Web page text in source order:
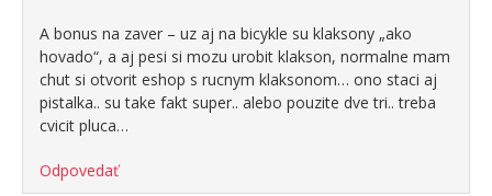
A bonus na zaver – uz aj na bicykle su klaksony „ako
hovado“, a aj pesi si mozu urobit klakson, normalne mam
chut si otvorit eshop s rucnym klaksonom… ono staci aj
pistalka.. su take fakt super.. alebo pouzite dve tri.. treba
cvicit pluca…
Odpovedať